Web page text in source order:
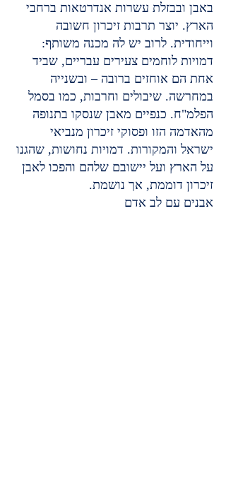
באבן ובבזלת עשרות אנדרטאות ברחבי
הארץ. יוצר תרבות זיכרון חשובה
וייחודית. לרוב יש לה מכנה משותף:
דמויות לוחמים צעירים עבריים, שביד
אחת הם אוחזים ברובה – ובשנייה
במחרשה. שיבולים וחרבות, כמו בסמל
הפלמ"ח. כנפיים מאבן שנסקו בתנופה
מהאדמה הזו ופסוקי זיכרון מנביאי
ישראל והמקורות. דמויות נחושות, שהגנו
על הארץ ועל יישובם שלהם והפכו לאבן
זיכרון דוממת, אך נושמת.
אבנים עם לב אדם